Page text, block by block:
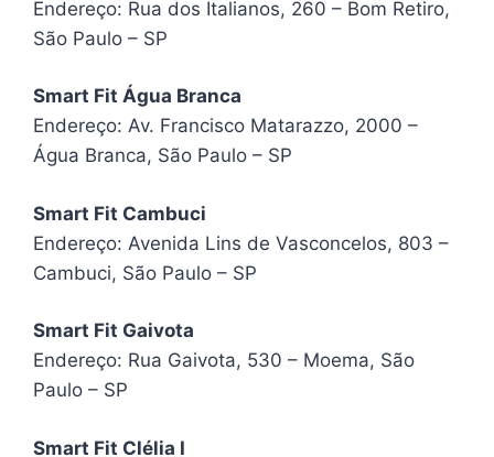
Endereço: Rua dos Italianos, 260 – Bom Retiro,
São Paulo – SP
Smart Fit Água Branca
Endereço: Av. Francisco Matarazzo, 2000 –
Água Branca, São Paulo – SP
Smart Fit Cambuci
Endereço: Avenida Lins de Vasconcelos, 803 –
Cambuci, São Paulo – SP
Smart Fit Gaivota
Endereço: Rua Gaivota, 530 – Moema, São
Paulo – SP
Smart Fit Clélia I